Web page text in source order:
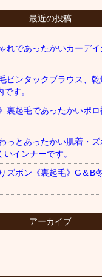
最近の投稿
れであったかいカーデ
ピンタックブラウス、
す。
裏起毛であったかいポ
っとあったかい肌着・
インナーです。
ズボン《裏起毛》G＆B
アーカイブ